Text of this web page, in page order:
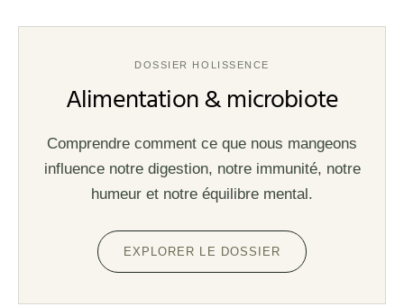
DOSSIER HOLISSENCE
Alimentation & microbiote
Comprendre comment ce que nous mangeons
influence notre digestion, notre immunité, notre
humeur et notre équilibre mental.
EXPLORER LE DOSSIER